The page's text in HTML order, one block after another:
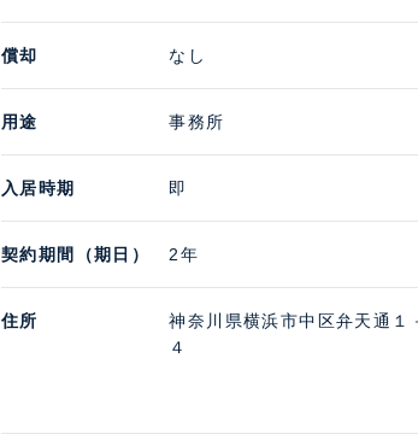
償却 なし
用途 事務所
入居時期 即
契約期間（期日） 2年
住所
神奈川県横浜市中区弁天通１
４